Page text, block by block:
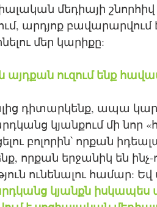
մեդիայի
արդյոք բավարարվում
մեր կարիքը:
ուզում ենք
դիտարկենք, ապա
կյանքում մի նոր
բոլորին՝ որքան
որքան երջանիկ են
ունենալու համար:
կյանքն իսկապես